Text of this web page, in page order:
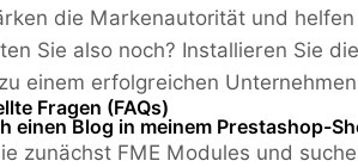
die Markenautorität und
Sie also noch? Installieren Sie
einem erfolgreichen
Fragen (FAQs)
einen Blog in meinem Prestashop-
zunächst FME Modules und